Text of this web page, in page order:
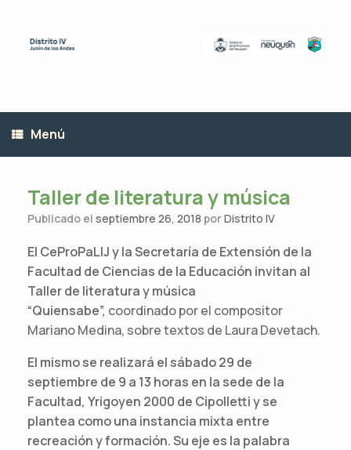
contenido
Menú
Taller de literatura y música
Publicado el septiembre 26, 2018 porDistrito IV
El CeProPaLIJ y la Secretaría de Extensión de la
Facultad de Ciencias de la Educación invitan al
Taller de literatura y música
“Quiensabe”, coordinado por el compositor
Mariano Medina, sobre textos de Laura Devetach.
El mismo se realizará el sábado 29 de
septiembre de 9 a 13 horas en la sede de la
Facultad, Yrigoyen 2000 de Cipolletti y se
plantea como una instancia mixta entre
recreación y formación. Su eje es la palabra